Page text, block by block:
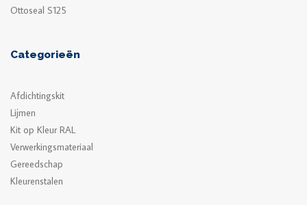
Ottoseal S125
Categorieën
Afdichtingskit
Lijmen
Kit op Kleur RAL
Verwerkingsmateriaal
Gereedschap
Kleurenstalen